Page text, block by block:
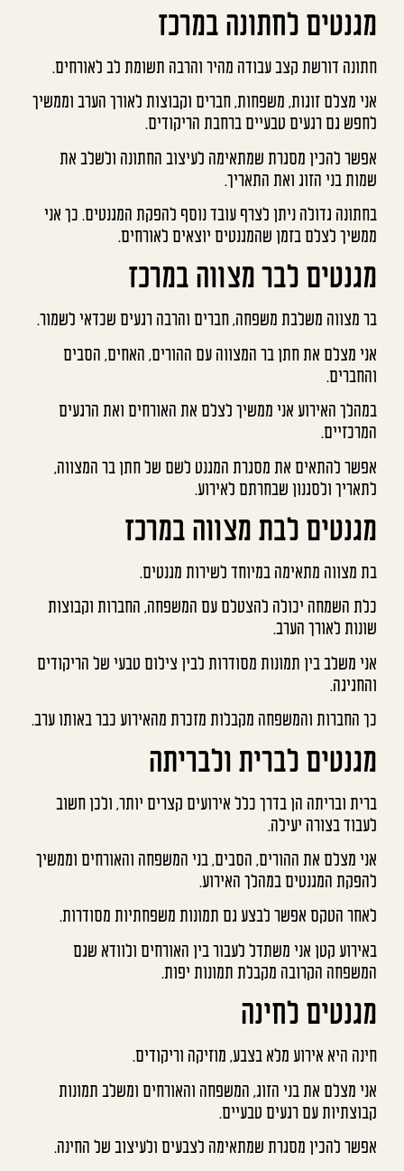
מגנטים לחתונה במרכז
חתונה דורשת קצב עבודה מהיר והרבה תשומת לב לאורחים.
אני מצלם זוגות, משפחות, חברים וקבוצות לאורך הערב וממשיך
לחפש גם רגעים טבעיים ברחבת הריקודים.
אפשר להכין מסגרת שמתאימה לעיצוב החתונה ולשלב את
שמות בני הזוג ואת התאריך.
בחתונה גדולה ניתן לצרף עובד נוסף להפקת המגנטים. כך אני
ממשיך לצלם בזמן שהמגנטים יוצאים לאורחים.
מגנטים לבר מצווה במרכז
בר מצווה משלבת משפחה, חברים והרבה רגעים שכדאי לשמור.
אני מצלם את חתן בר המצווה עם ההורים, האחים, הסבים
והחברים.
במהלך האירוע אני ממשיך לצלם את האורחים ואת הרגעים
המרכזיים.
אפשר להתאים את מסגרת המגנט לשם של חתן בר המצווה,
לתאריך ולסגנון שבחרתם לאירוע.
מגנטים לבת מצווה במרכז
בת מצווה מתאימה במיוחד לשירות מגנטים.
כלת השמחה יכולה להצטלם עם המשפחה, החברות וקבוצות
שונות לאורך הערב.
אני משלב בין תמונות מסודרות לבין צילום טבעי של הריקודים
והחגיגה.
כך החברות והמשפחה מקבלות מזכרת מהאירוע כבר באותו ערב.
מגנטים לברית ולבריתה
ברית ובריתה הן בדרך כלל אירועים קצרים יותר, ולכן חשוב
לעבוד בצורה יעילה.
אני מצלם את ההורים, הסבים, בני המשפחה והאורחים וממשיך
להפקת המגנטים במהלך האירוע.
לאחר הטקס אפשר לבצע גם תמונות משפחתיות מסודרות.
באירוע קטן אני משתדל לעבור בין האורחים ולוודא שגם
המשפחה הקרובה מקבלת תמונות יפות.
מגנטים לחינה
חינה היא אירוע מלא בצבע, מוזיקה וריקודים.
אני מצלם את בני הזוג, המשפחה והאורחים ומשלב תמונות
קבוצתיות עם רגעים טבעיים.
אפשר להכין מסגרת שמתאימה לצבעים ולעיצוב של החינה.